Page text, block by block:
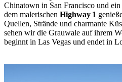
Chinatown in San Francisco und
dem malerischen Highway 1
Quellen, Strände und charmante
sehen wir die Grauwale auf ihrem
beginnt in Las Vegas und endet in